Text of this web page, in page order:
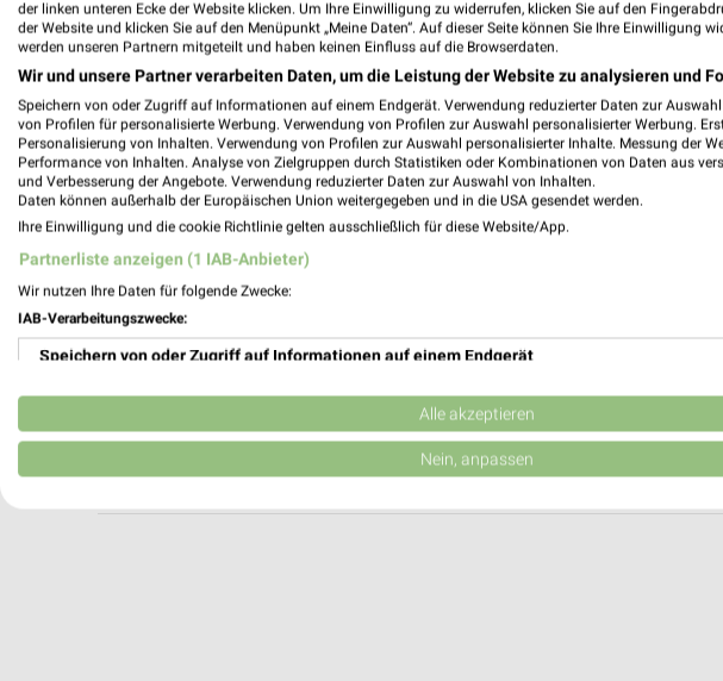
Ernsting's family Bernburg (Saale)
Zepziger Weg 8
06406 Bernburg (Saale)
Heute 09:00 - 20:00 Uhr |
139,50 km
Ernsting's family Aschersleben
Heute 09:00 - 18:30 Uhr | Geschlossen
der linken unteren Ecke der Website klicken. Um Ihre Einwilligung zu widerrufen, klicken Sie auf den
der Website und klicken Sie auf den Menüpunkt „Meine Daten“. Auf dieser Seite können Sie Ihre Einwilligung
werden unseren Partnern mitgeteilt und haben keinen Einfluss auf die Browserdaten.
Wir und unsere Partner verarbeiten Daten, um die Leistung der Website zu analysieren und
Speichern von oder Zugriff auf Informationen auf einem Endgerät. Verwendung reduzierter Daten zur
von Profilen für personalisierte Werbung. Verwendung von Profilen zur Auswahl personalisierter Werbung.
Personalisierung von Inhalten. Verwendung von Profilen zur Auswahl personalisierter Inhalte. Messung der
Performance von Inhalten. Analyse von Zielgruppen durch Statistiken oder Kombinationen von Daten aus
und Verbesserung der Angebote. Verwendung reduzierter Daten zur Auswahl von Inhalten.
Daten können außerhalb der Europäischen Union weitergegeben und in die USA gesendet werden.
Ihre Einwilligung und die cookie Richtlinie gelten ausschließlich für diese Website/App.
Partnerliste anzeigen (1 IAB-Anbieter)
Wir nutzen Ihre Daten für folgende Zwecke:
IAB-Verarbeitungszwecke:
Speichern von oder Zugriff auf Informationen auf einem Endgerät
Verwendung reduzierter Daten zur Auswahl von Werbeanzeigen
Erstellung von Profilen für personalisierte Werbung
Alle akzeptieren
Nein, anpassen